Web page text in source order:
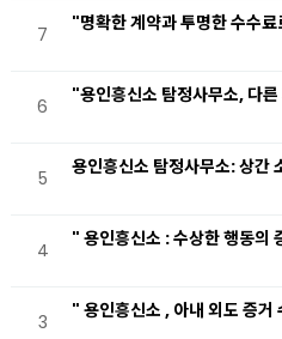
7
"명확한 계약과 투명한 수수
6
"용인흥신소 탐정사무소, 다
5
용인흥신소 탐정사무소: 상간
4
" 용인흥신소 : 수상한 행동의
3
" 용인흥신소 , 아내 외도 증